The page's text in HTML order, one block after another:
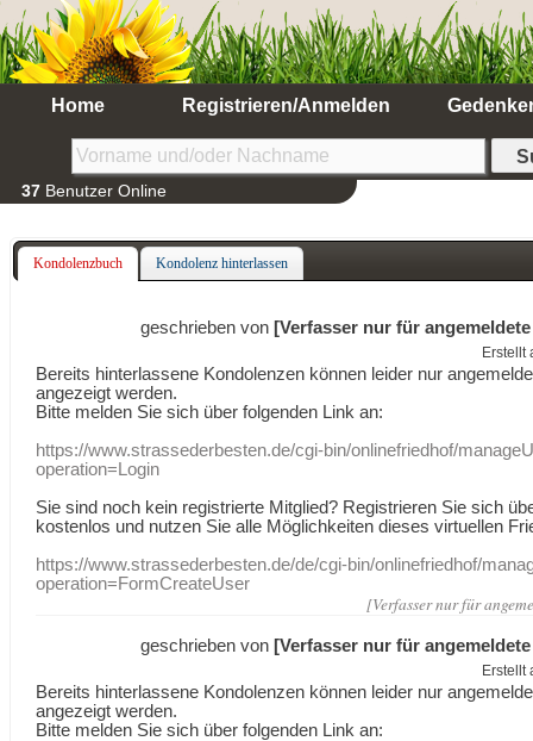
Home Registrieren/Anmelden
37 Benutzer Online
Kondolenzbuch Kondolenz hinterlassen
geschrieben von [Verfasser nur für
Erstellt
Bereits hinterlassene Kondolenzen können leider nur
angezeigt werden.
Bitte melden Sie sich über folgenden Link an:
https://www.strassederbesten.de/cgi-bin/onlinefriedhof/
operation=Login
Sie sind noch kein registrierte Mitglied? Registrieren Sie sich
kostenlos und nutzen Sie alle Möglichkeiten dieses virtuellen
https://www.strassederbesten.de/de/cgi-bin/onlinefriedhof/
operation=FormCreateUser
[Verfasser nur für
geschrieben von [Verfasser nur für
Erstellt
Bereits hinterlassene Kondolenzen können leider nur
angezeigt werden.
Bitte melden Sie sich über folgenden Link an: